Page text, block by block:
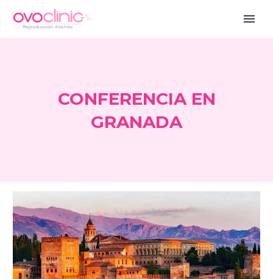
CONFERENCIA EN
GRANADA